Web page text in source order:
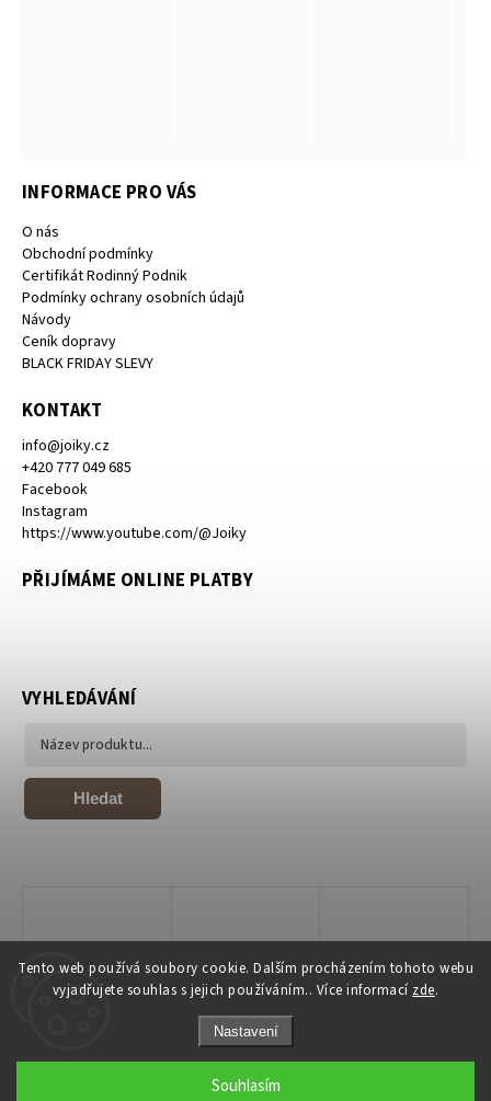
Tento web používá soubory cookie. Dalším procházením tohoto webu
vyjadřujete souhlas s jejich používáním.. Více informací zde.
Nastavení
Souhlasím
INFORMACE PRO VÁS
O nás
Obchodní podmínky
Certifikát Rodinný Podnik
Podmínky ochrany osobních údajů
Návody
Ceník dopravy
BLACK FRIDAY SLEVY
KONTAKT
info@joiky.cz
+420 777 049 685
Facebook
Instagram
https://www.youtube.com/@Joiky
PŘIJÍMÁME ONLINE PLATBY
VYHLEDÁVÁNÍ
Hledat